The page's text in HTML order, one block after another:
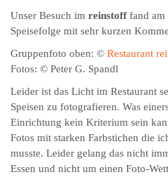
Unser Besuch im reinstoff fand am
Speisefolge mit sehr kurzen
Gruppenfoto oben: © Restaurant
Fotos: © Peter G. Spandl
Leider ist das Licht im Restaurant
Speisen zu fotografieren. Was
Einrichtung kein Kriterium sein
Fotos mit starken Farbstichen die
musste. Leider gelang das nicht
Essen und nicht um einen Foto-